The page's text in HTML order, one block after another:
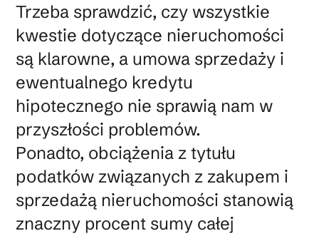
Trzeba sprawdzić, czy wszystkie
kwestie dotyczące nieruchomości
są klarowne, a umowa sprzedaży i
ewentualnego kredytu
hipotecznego nie sprawią nam w
przyszłości problemów.
Ponadto, obciążenia z tytułu
podatków związanych z zakupem i
sprzedażą nieruchomości stanowią
znaczny procent sumy całej